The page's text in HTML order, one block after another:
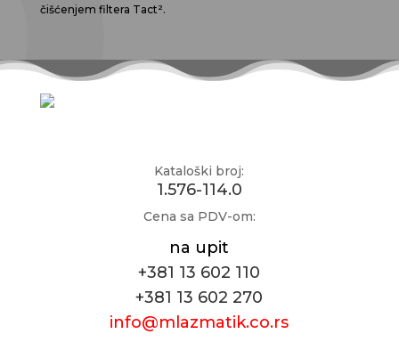
čišćenjem filtera Tact².
Kataloški broj:
1.576-114.0
Cena sa PDV-om:
na upit
+381 13 602 110
+381 13 602 270
info@mlazmatik.co.rs